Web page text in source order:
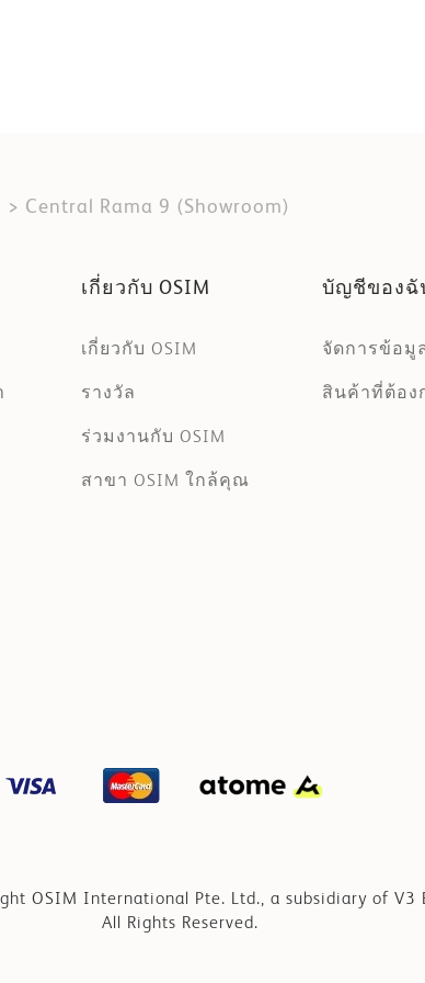
Central Rama 9 (Showroom)
เกี่ยวกับ OSIM
เกี่ยวกับ OSIM
รางวัล
ร่วมงานกับ OSIM
สาขา OSIM ใกล้คุณ
บัญชีของฉั
จัดการข้อมู
สินค้าที่ต้อง
OSIM International Pte. Ltd., a subsidiary of V3
All Rights Reserved.